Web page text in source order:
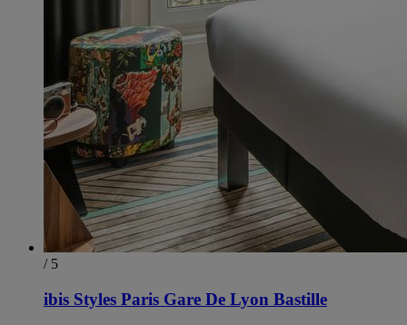
/ 5
ibis Styles Paris Gare De Lyon Bastille